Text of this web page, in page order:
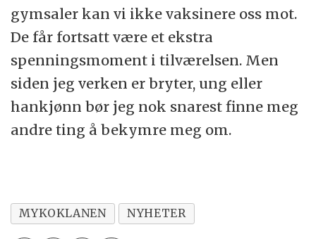
gymsaler kan vi ikke vaksinere oss mot.
De får fortsatt være et ekstra
spenningsmoment i tilværelsen. Men
siden jeg verken er bryter, ung eller
hankjønn bør jeg nok snarest finne meg
andre ting å bekymre meg om.
MYKOKLANEN NYHETER